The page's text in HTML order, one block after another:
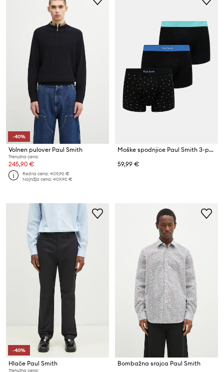
-40%
Volnen pulover Paul Smith
Trenutna cena:
245,90 €
Redna cena:409,90 €
Najnižja cena:409,90 €
Moške spodnjice Paul Smith 3-pack
59,99 €
-40%
Hlače Paul Smith
Trenutna cena:
Bombažna srajca Paul Smith